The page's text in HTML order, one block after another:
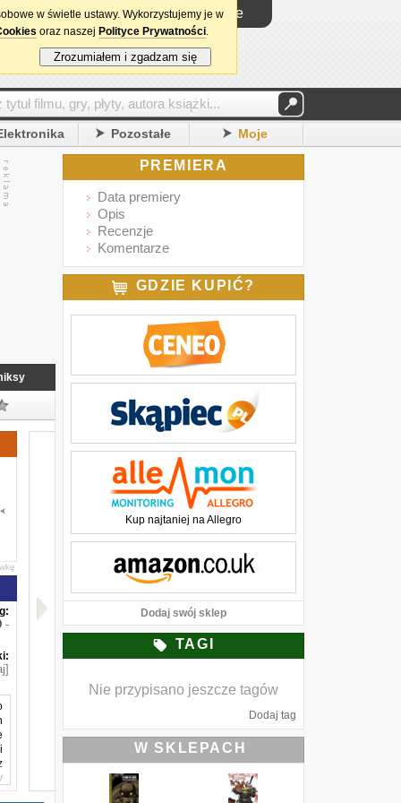
Logowanie
Pozostałe Moje
-
PREMIERA
Data premiery
Opis
Recenzje
Komentarze
GDZIE KUPIĆ?
Kup najtaniej na Allegro
Dodaj swój sklep
TAGI
Nie przypisano jeszcze tagów
Dodaj tag
W SKLEPACH
w świetle ustawy. Wykorzystujemy je w
oraz naszej Polityce Prywatności.
Zrozumiałem i zgadzam się